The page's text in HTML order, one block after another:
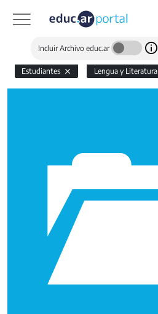
Incluir Archivo educ.ar
Estudiantes Lengua y Literatura